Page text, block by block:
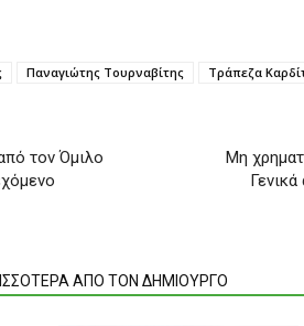
Παναγιώτης Τουρναβίτης Τράπεζα
τον Όμιλο
Μη
ΑΠΟ ΤΟΝ ΔΗΜΙΟΥΡΓΟ